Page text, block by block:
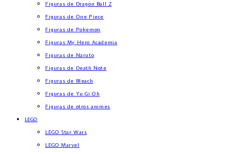
Figuras de Dragon Ball Z
Figuras de One Piece
Figuras de Pokemon
Figuras My Hero Academia
Figuras de Naruto
Figuras de Death Note
Figuras de Bleach
Figuras de Yu Gi Oh
Figuras de otros animes
LEGO
LEGO Star Wars
LEGO Marvel